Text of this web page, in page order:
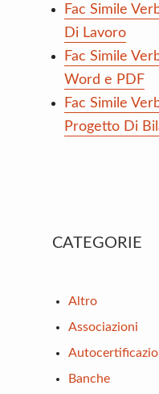
Fac Simile
Di Lavoro
Fac Simile
Word e PDF
Fac Simile
Progetto Di
Primary
CATEGORIE
Altro
Associazioni
Banche